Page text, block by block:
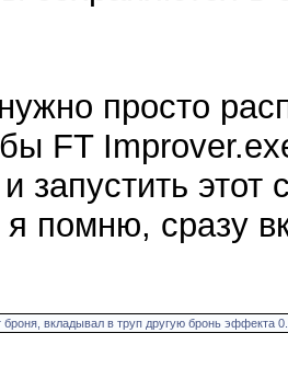
просто
FT
запустить
я помню, сразу
вкладывал в труп другую бронь эффекта 0.